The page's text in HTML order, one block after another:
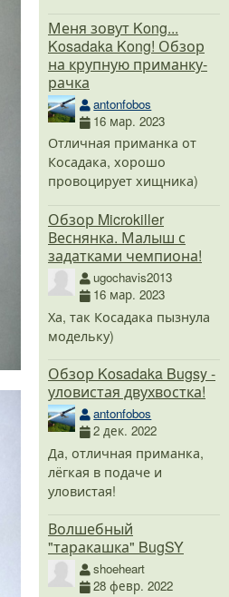
Меня зовут Kong...
Kosadaka Kong! Обзор
на крупную приманку-
рачка
antonfobos
16 мар. 2023
Отличная приманка от
Косадака, хорошо
провоцирует хищника)
Обзор Microkiller
Веснянка. Малыш с
задатками чемпиона!
ugochavis2013
16 мар. 2023
Ха, так Косадака пызнула
модельку)
Обзор Kosadaka Bugsy -
уловистая двухвостка!
antonfobos
2 дек. 2022
Да, отличная приманка,
лёгкая в подаче и
уловистая!
Волшебный
"таракашка" BugSY
shoeheart
28 февр. 2022